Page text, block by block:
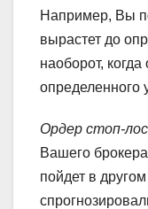
Например, Вы
вырастет до
наоборот,
определенного
Ордер стоп-
Вашего
пойдет в